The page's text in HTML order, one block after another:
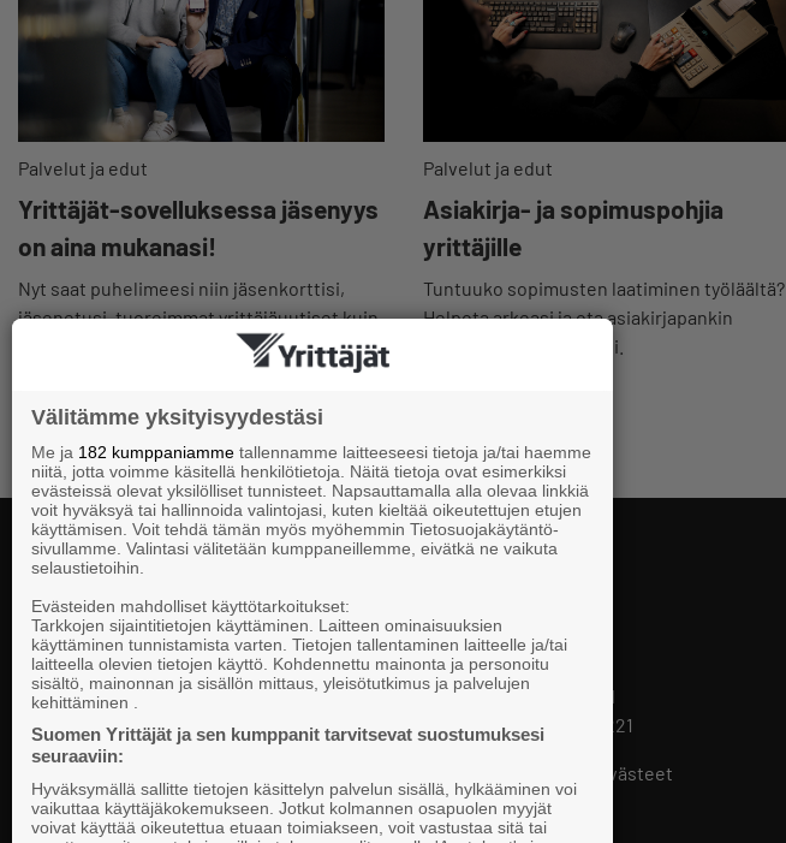
Palvelut ja edut
Yrittäjät-sovelluksessa jäsenyys
on aina mukanasi!
Nyt saat puhelimeesi niin jäsenkorttisi,
jäsenetusi, tuoreimmat yrittäjäuutiset kuin
myös hyödylliset koulutukset sekä
kiinnostavimmat tapahtumat.
Palvelut ja edut
Asiakirja- ja sopimuspohjia
yrittäjille
Tuntuuko sopimusten laatiminen työläältä?
Helpota arkeasi ja ota asiakirjapankin
valmiit pohjat käyttöösi.
Valtakunnallista, alueellista ja paikallista
vaikuttamista pk-yrittäjien puolesta.
Suomen Yrittäjät
PL 999, 00101 HELSINKI
Puhelinvaihde 09 229 221
Tietosuojaseloste ja evästeet
Evästeasetukset
Välitämme yksityisyydestäsi
Me ja 182 kumppaniamme tallennamme laitteeseesi tietoja ja/tai haemme
niitä, jotta voimme käsitellä henkilötietoja. Näitä tietoja ovat esimerkiksi
evästeissä olevat yksilölliset tunnisteet. Napsauttamalla alla olevaa linkkiä
voit hyväksyä tai hallinnoida valintojasi, kuten kieltää oikeutettujen etujen
käyttämisen. Voit tehdä tämän myös myöhemmin Tietosuojakäytäntö-
sivullamme. Valintasi välitetään kumppaneillemme, eivätkä ne vaikuta
selaustietoihin.
Evästeiden mahdolliset käyttötarkoitukset:
Tarkkojen sijaintitietojen käyttäminen. Laitteen ominaisuuksien
käyttäminen tunnistamista varten. Tietojen tallentaminen laitteelle ja/tai
laitteella olevien tietojen käyttö. Kohdennettu mainonta ja personoitu
sisältö, mainonnan ja sisällön mittaus, yleisötutkimus ja palvelujen
kehittäminen .
Suomen Yrittäjät ja sen kumppanit tarvitsevat suostumuksesi
seuraaviin:
Hyväksymällä sallitte tietojen käsittelyn palvelun sisällä, hylkääminen voi
vaikuttaa käyttäjäkokemukseen. Jotkut kolmannen osapuolen myyjät
voivat käyttää oikeutettua etuaan toimiakseen, voit vastustaa sitä tai